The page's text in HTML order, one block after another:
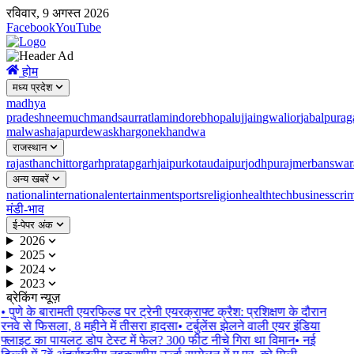
रविवार, 9 अगस्त 2026
FacebookYouTube
होम
मध्य प्रदेश
madhya
pradeshneemuchmandsaurratlamindorebhopalujjaingwaliorjabalpur
malwashajapurdewaskhargonekhandwa
राजस्थान
rajasthanchittorgarhpratapgarhjaipurkotaudaipurjodhpurajmer
अन्य खबरें
nationalinternationalentertainmentsportsreligionhealthtechbusiness
मंडी-भाव
ई-पेपर अंक
2026
2025
2024
2023
ब्रेकिंग न्यूज़
• पुणे के बारामती एयरफिल्ड पर ट्रेनी एयरक्राफ्ट क्रैश: प्रशिक्षण के दौरान
रनवे से फिसला, 8 महीने में तीसरा हादसा• टर्बुलेंस झेलने वाली एयर इंडिया
फ्लाइट का पायलट डोप टेस्ट में फेल? 300 फीट नीचे गिरा था विमान• नई